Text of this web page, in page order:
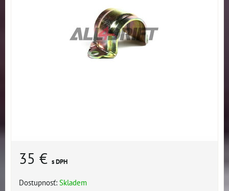
35 € s DPH
Dostupnosť: Skladem